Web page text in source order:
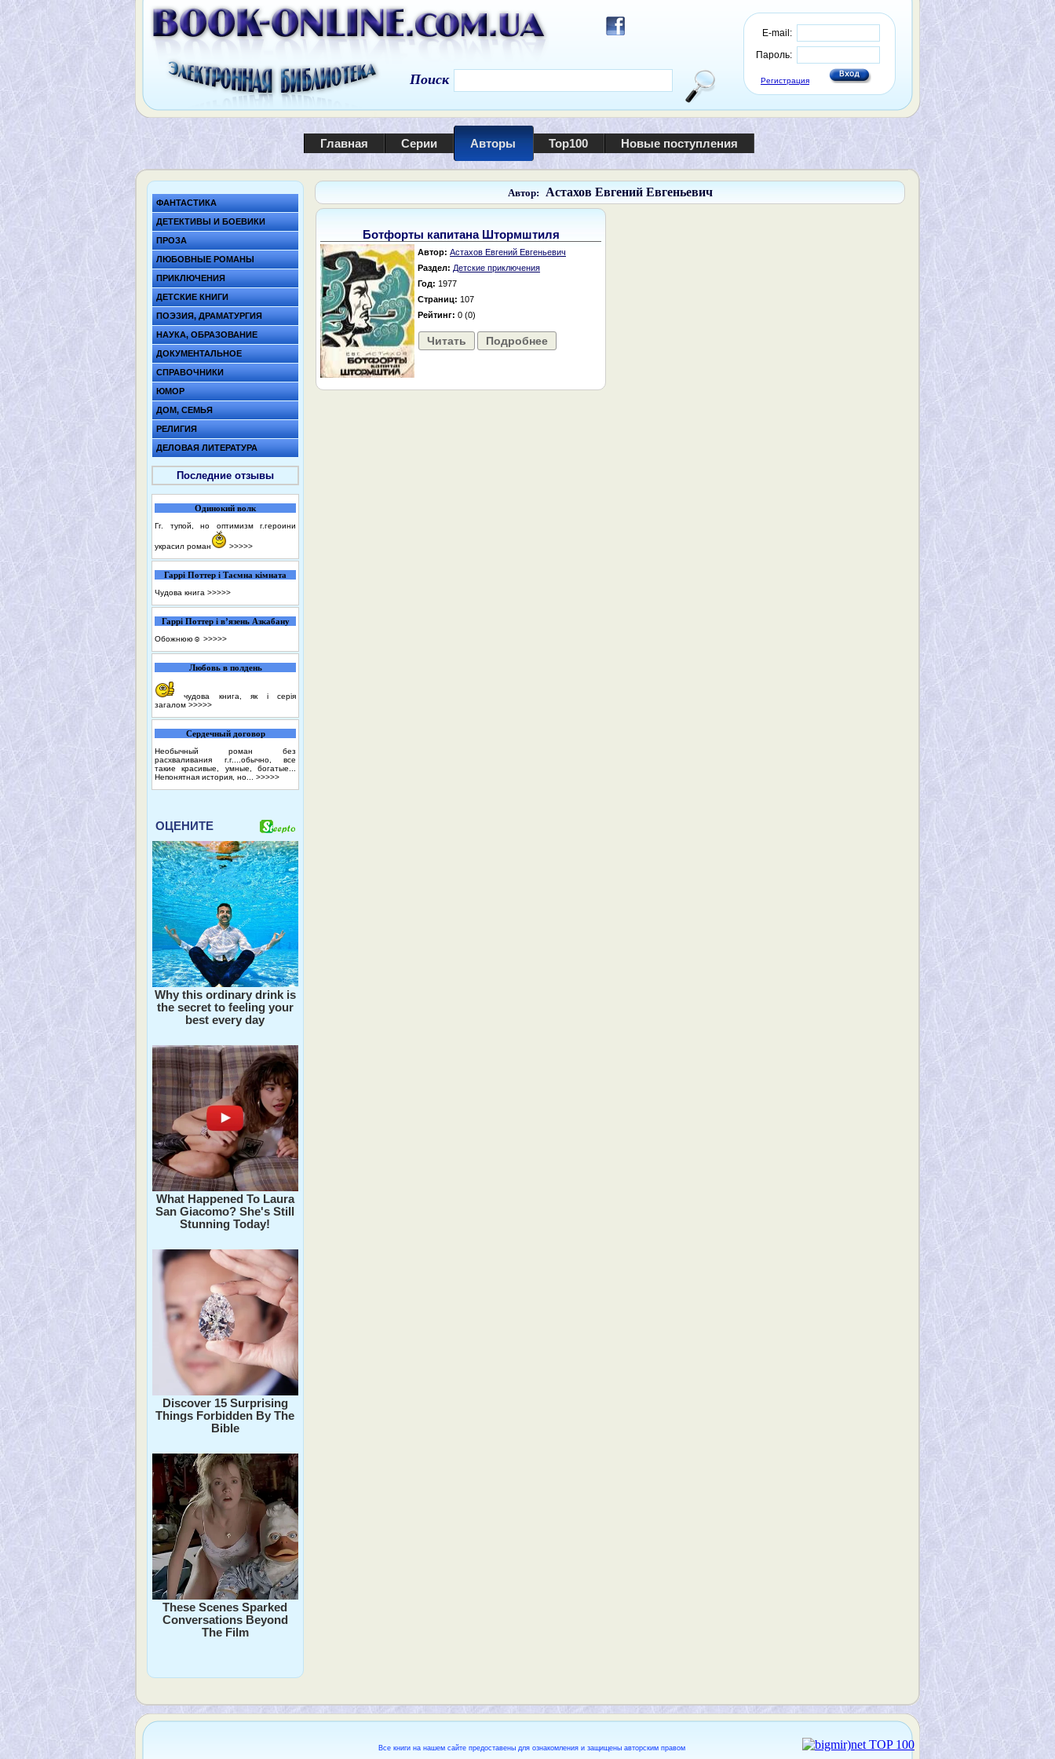
E-mail:
Пароль:
Регистрация
Поиск
Главная Серии Авторы Top100 Новые поступления
ФАНТАСТИКА
ДЕТЕКТИВЫ И БОЕВИКИ
ПРОЗА
ЛЮБОВНЫЕ РОМАНЫ
ПРИКЛЮЧЕНИЯ
ДЕТСКИЕ КНИГИ
ПОЭЗИЯ, ДРАМАТУРГИЯ
НАУКА, ОБРАЗОВАНИЕ
ДОКУМЕНТАЛЬНОЕ
СПРАВОЧНИКИ
ЮМОР
ДОМ, СЕМЬЯ
РЕЛИГИЯ
ДЕЛОВАЯ ЛИТЕРАТУРА
Последние отзывы
Одинокий волк
Гг. тупой, но оптимизм г.героини
украсил роман >>>>>
Гаррі Поттер і Таємна кімната
Чудова книга >>>>>
Гаррі Поттер і в’язень Азкабану
Обожнюю☺️ >>>>>
Любовь в полдень
чудова книга, як і серія
загалом >>>>>
Сердечный договор
Необычный роман без
расхваливания г.г....обычно, все
такие красивые, умные, богатые...
Непонятная история, но... >>>>>
ОЦЕНИТЕ
Why this ordinary drink is
the secret to feeling your
best every day
What Happened To Laura
San Giacomo? She's Still
Stunning Today!
Discover 15 Surprising
Things Forbidden By The
Bible
These Scenes Sparked
Conversations Beyond
The Film
Автор: Астахов Евгений Евгеньевич
Ботфорты капитана Штормштиля
Автор: Астахов Евгений Евгеньевич
Раздел: Детские приключения
Год: 1977
Страниц: 107
Рейтинг: 0 (0)
Читать Подробнее
Все книги на нашем сайте предоставены для ознакомления и защищены авторским правом